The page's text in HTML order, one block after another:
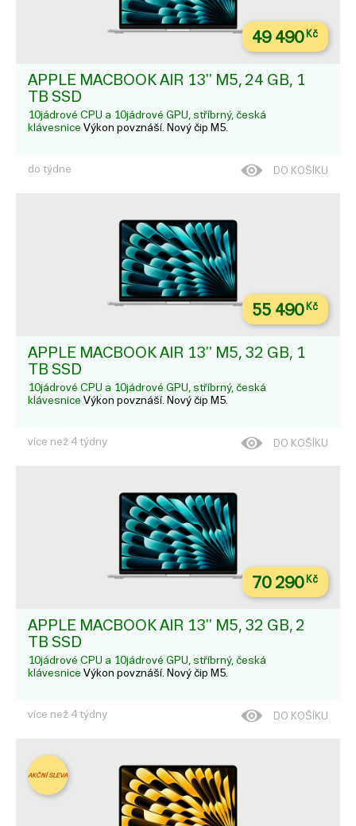
49 490Kč
APPLE MACBOOK AIR 13'' M5, 24 GB, 1
TB SSD
10jádrové CPU a 10jádrové GPU, stříbrný, česká
klávesnice Výkon povznáší. Nový čip M5.
do týdne DO KOŠÍKU
55 490Kč
APPLE MACBOOK AIR 13'' M5, 32 GB, 1
TB SSD
10jádrové CPU a 10jádrové GPU, stříbrný, česká
klávesnice Výkon povznáší. Nový čip M5.
více než 4 týdny DO KOŠÍKU
70 290Kč
APPLE MACBOOK AIR 13'' M5, 32 GB, 2
TB SSD
10jádrové CPU a 10jádrové GPU, stříbrný, česká
klávesnice Výkon povznáší. Nový čip M5.
více než 4 týdny DO KOŠÍKU
AKČNÍ SLEVA